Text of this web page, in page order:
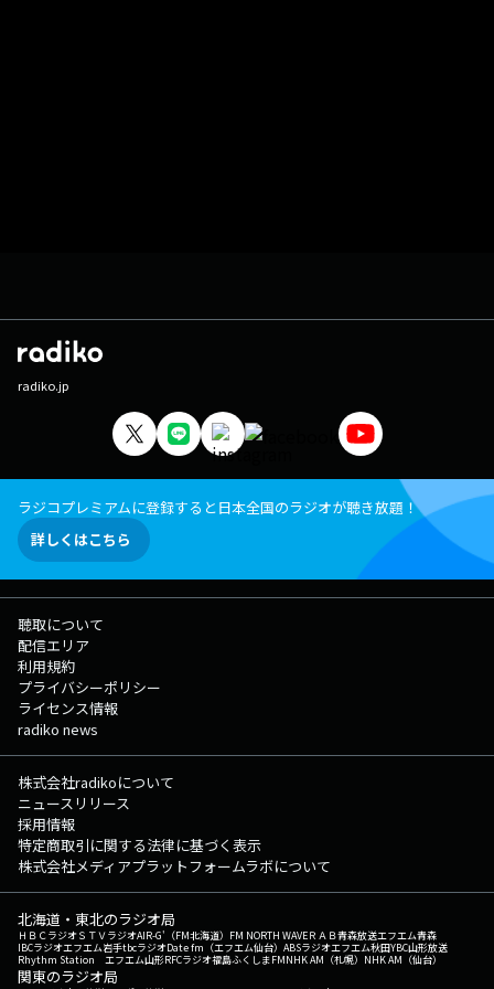
radiko.jp
ラジコプレミアムに登録すると日本全国のラジオが聴き放題！
詳しくはこちら
聴取について
配信エリア
利用規約
プライバシーポリシー
ライセンス情報
radiko news
株式会社radikoについて
ニュースリリース
採用情報
特定商取引に関する法律に基づく表示
株式会社メディアプラットフォームラボについて
北海道・東北のラジオ局
ＨＢＣラジオＳＴＶラジオAIR-G'（FM北海道） FM NORTH WAVEＲＡＢ青森放送エフエム青森
IBCラジオエフエム岩手tbcラジオDate fm（エフエム仙台） ABSラジオエフエム秋田YBC山形放送
Rhythm Station エフエム山形RFCラジオ福島ふくしまFMNHK AM（札幌） NHK AM（仙台）
関東のラジオ局